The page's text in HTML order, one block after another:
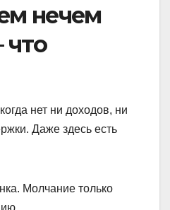
нечем
что
нет ни доходов, ни
Даже здесь есть
Молчание только